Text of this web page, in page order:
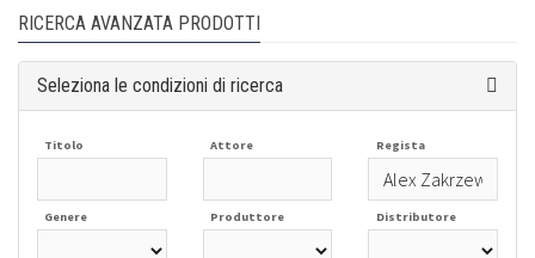
RICERCA AVANZATA PRODOTTI
Seleziona le condizioni di ricerca
Titolo Attore Regista
Genere Produttore Distributore